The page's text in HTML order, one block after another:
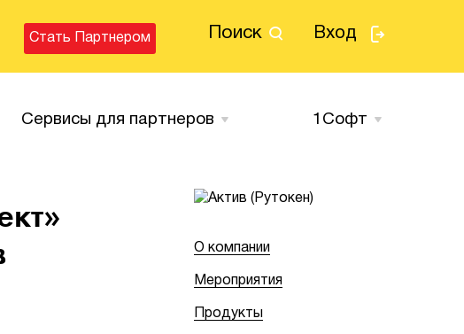
Поиск Вход
Стать Партнером
Сервисы для партнеров 1Cофт
О компании
Мероприятия
Продукты